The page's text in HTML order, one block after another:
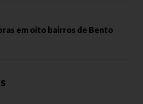
em oito bairros de Bento